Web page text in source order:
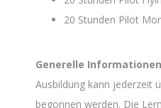
20 Stunden Pilot
Generelle Informationen
Ausbildung kann jederzeit
begonnen werden. Die